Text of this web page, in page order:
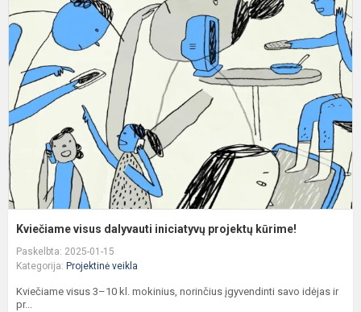
Kviečiame visus dalyvauti iniciatyvų projektų kūrime!
Paskelbta: 2025-01-15
Kategorija: Projektinė veikla
Kviečiame visus 3–10 kl. mokinius, norinčius įgyvendinti savo idėjas ir
pr...